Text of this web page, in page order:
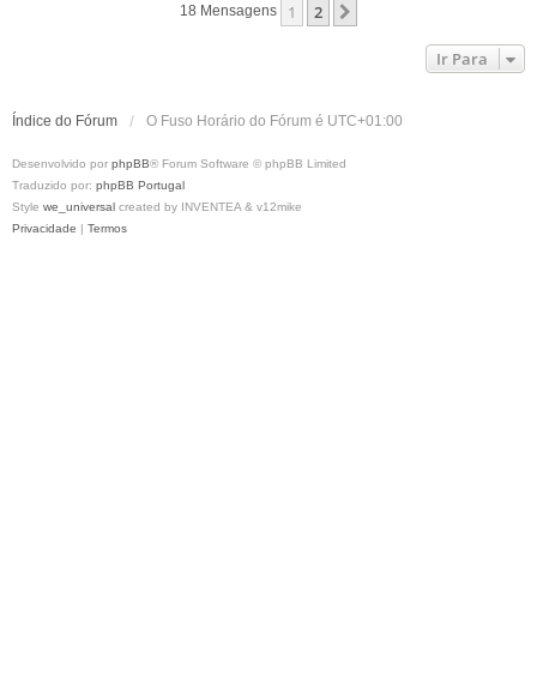
18 Mensagens 1 2
Ir Para
Índice do Fórum O Fuso Horário do Fórum é UTC+01:00
Desenvolvido por phpBB® Forum Software © phpBB Limited
Traduzido por: phpBB Portugal
Style we_universal created by INVENTEA & v12mike
Privacidade | Termos